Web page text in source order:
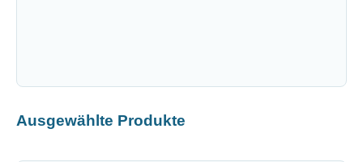
Ausgewählte Produkte